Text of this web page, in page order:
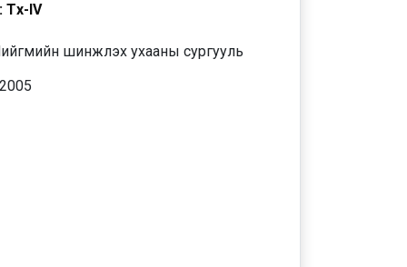
IV
шинжлэх ухааны сургууль